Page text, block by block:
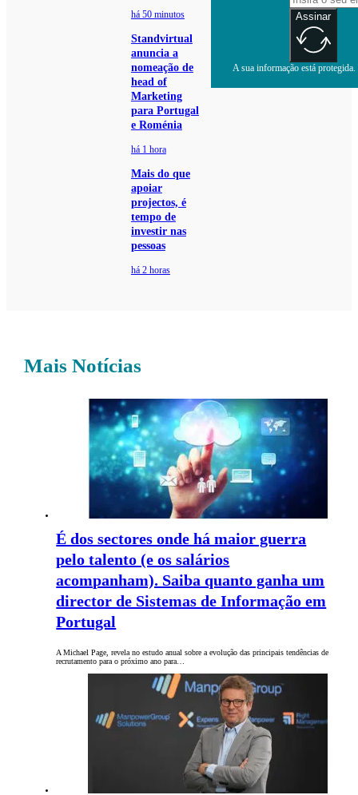
há 50 minutos
Standvirtual
anuncia a
nomeação de
head of
Marketing
para Portugal
e Roménia
há 1 hora
Mais do que
apoiar
projectos, é
tempo de
investir nas
pessoas
há 2 horas
Assinar
A sua informação está
Mais Notícias
É dos sectores onde há maior guerra
pelo talento (e os salários
acompanham). Saiba quanto ganha um
director de Sistemas de Informação em
Portugal
A Michael Page, revela no estudo anual sobre a evolução das principais tendências de
recrutamento para o próximo ano para…